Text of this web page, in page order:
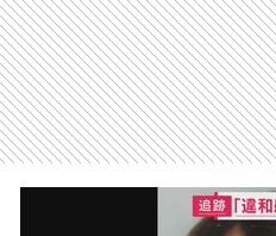
とは「慌ててはる様子
明の息子”の情報求め
学生時代知る人は「い
い子」「まさかまさ